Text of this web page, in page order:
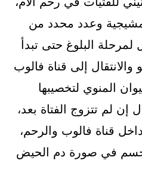
وعدد محدد من
البلوغ حتى تبدأ
إلى قناة فالوب
المنوي لتخصيبها
إن لم تتزوج الفتاة بعد،
قناة فالوب والرحم،
في صورة دم الحيض